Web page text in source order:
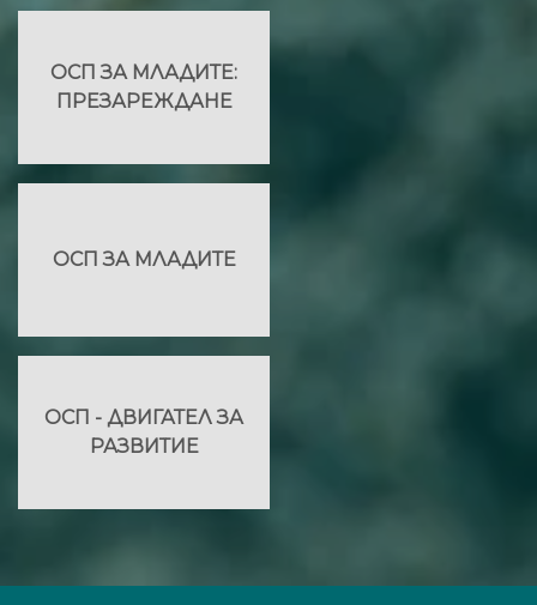
ОСП ЗА МЛАДИТЕ:
ПРЕЗАРЕЖДАНЕ
ОСП ЗА МЛАДИТЕ
ОСП - ДВИГАТЕЛ ЗА
РАЗВИТИЕ